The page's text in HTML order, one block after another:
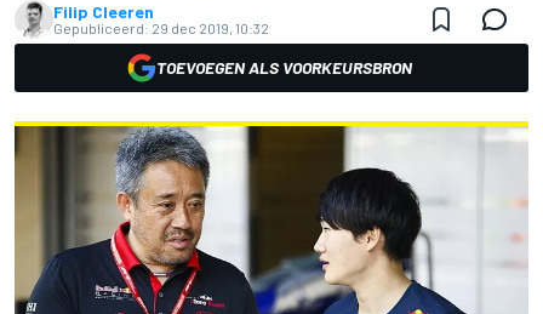
Filip Cleeren
Gepubliceerd: 29 dec 2019, 10:32
TOEVOEGEN ALS VOORKEURSBRON